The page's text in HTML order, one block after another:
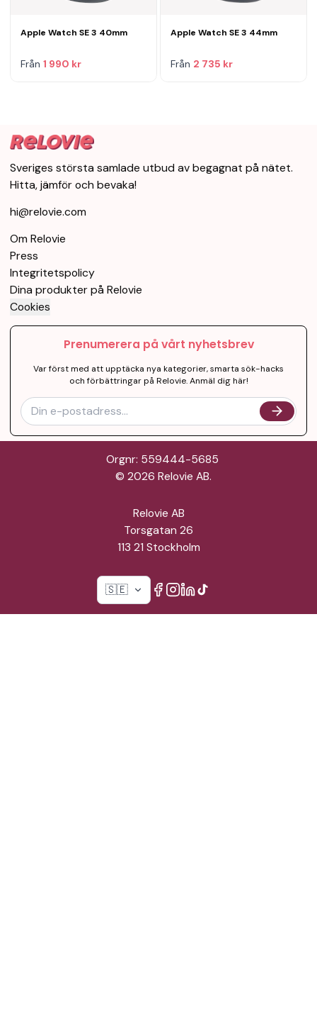
Apple Watch SE 3 40mm
Från 1 990 kr
Apple Watch SE 3 44mm
Från 2 735 kr
Sveriges största samlade utbud av begagnat på nätet.
Hitta, jämför och bevaka!
hi@relovie.com
Om Relovie
Press
Integritetspolicy
Dina produkter på Relovie
Cookies
Prenumerera på vårt nyhetsbrev
Var först med att upptäcka nya kategorier, smarta sök-hacks
och förbättringar på Relovie. Anmäl dig här!
Orgnr: 559444-5685
© 2026 Relovie AB.
Relovie AB
Torsgatan 26
113 21 Stockholm
🇸🇪